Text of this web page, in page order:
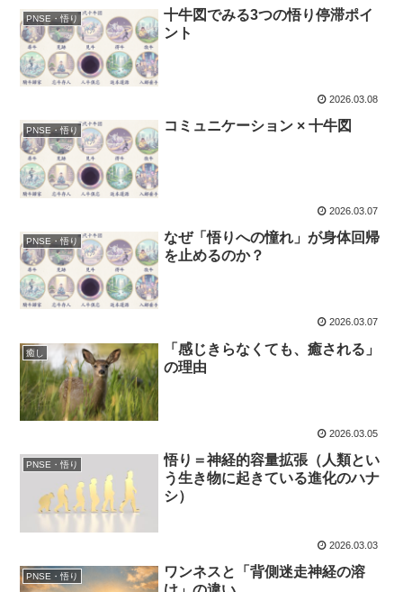
PNSE・悟り
十牛図でみる3つの悟り停滞ポイ
ント
2026.03.08
PNSE・悟り コミュニケーション × 十牛図
2026.03.07
PNSE・悟り
なぜ「悟りへの憧れ」が身体回帰
を止めるのか？
2026.03.07
癒し
「感じきらなくても、癒される」
の理由
2026.03.05
PNSE・悟り
悟り＝神経的容量拡張（人類とい
う生き物に起きている進化のハナ
シ）
2026.03.03
PNSE・悟り
ワンネスと「背側迷走神経の溶